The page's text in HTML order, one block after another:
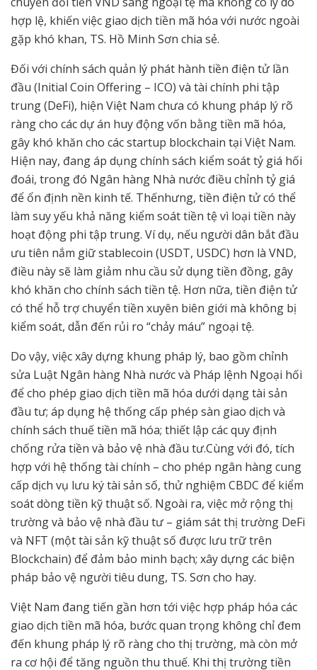
hợp lệ, khiến việc giao dịch tiền mã hóa với nước ngoài
gặp khó khan, TS. Hồ Minh Sơn chia sẻ.
Đối với chính sách quản lý phát hành tiền điện tử lần
đầu (Initial Coin Offering – ICO) và tài chính phi tập
trung (DeFi), hiện Việt Nam chưa có khung pháp lý rõ
ràng cho các dự án huy động vốn bằng tiền mã hóa,
gây khó khăn cho các startup blockchain tại Việt Nam.
Hiện nay, đang áp dụng chính sách kiểm soát tỷ giá hối
đoái, trong đó Ngân hàng Nhà nước điều chỉnh tỷ giá
để ổn định nền kinh tế. Thếnhưng, tiền điện tử có thể
làm suy yếu khả năng kiểm soát tiền tệ vì loại tiền này
hoạt động phi tập trung. Ví dụ, nếu người dân bắt đầu
ưu tiên nắm giữ stablecoin (USDT, USDC) hơn là VND,
điều này sẽ làm giảm nhu cầu sử dụng tiền đồng, gây
khó khăn cho chính sách tiền tệ. Hơn nữa, tiền điện tử
có thể hỗ trợ chuyển tiền xuyên biên giới mà không bị
kiểm soát, dẫn đến rủi ro “chảy máu” ngoại tệ.
Do vậy, việc xây dựng khung pháp lý, bao gồm chỉnh
sửa Luật Ngân hàng Nhà nước và Pháp lệnh Ngoại hối
để cho phép giao dịch tiền mã hóa dưới dạng tài sản
đầu tư; áp dụng hệ thống cấp phép sàn giao dịch và
chính sách thuế tiền mã hóa; thiết lập các quy định
chống rửa tiền và bảo vệ nhà đầu tư.Cùng với đó, tích
hợp với hệ thống tài chính – cho phép ngân hàng cung
cấp dịch vụ lưu ký tài sản số, thử nghiệm CBDC để kiểm
soát dòng tiền kỹ thuật số. Ngoài ra, việc mở rộng thị
trường và bảo vệ nhà đầu tư – giám sát thị trường DeFi
và NFT (một tài sản kỹ thuật số được lưu trữ trên
Blockchain) để đảm bảo minh bạch; xây dựng các biện
pháp bảo vệ người tiêu dung, TS. Sơn cho hay.
Việt Nam đang tiến gần hơn tới việc hợp pháp hóa các
giao dịch tiền mã hóa, bước quan trọng không chỉ đem
đến khung pháp lý rõ ràng cho thị trường, mà còn mở
ra cơ hội để tăng nguồn thu thuế. Khi thị trường tiền